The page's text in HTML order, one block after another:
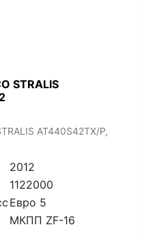
STRALIS
AT440S42TX/P,
2012
1122000
Евро 5
МКПП ZF-16